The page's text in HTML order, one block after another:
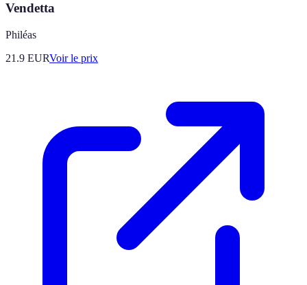
Vendetta
Philéas
21.9 EURVoir le prix